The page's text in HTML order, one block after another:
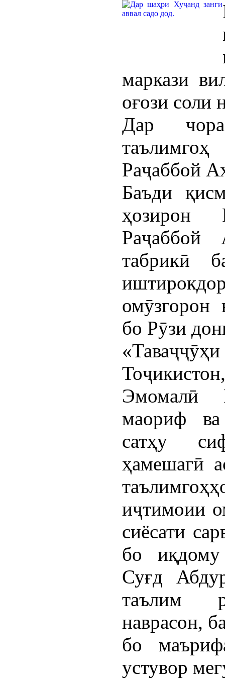
маркази
оғози соли
Дар
Раҷаббой
Баъди
ҳозирон
Раҷаббой
табрикӣ
омӯзгорон
бо Рӯзи
Эмомалӣ
маориф ва
сатҳу
ҳамешагӣ
иҷтимоии
сиёсати
бо иқдому
Суғд
таълим
наврасон,
бо
устувор